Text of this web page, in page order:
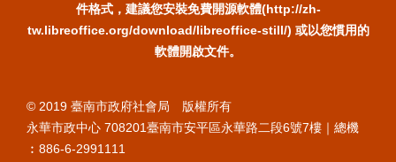
件格式，建議您安裝免費開源軟體(http://zh-
tw.libreoffice.org/download/libreoffice-still/) 或以您慣用的
軟體開啟文件。
© 2019 臺南市政府社會局 版權所有
永華市政中心 708201臺南市安平區永華路二段6號7樓｜總機
︰886-6-2991111